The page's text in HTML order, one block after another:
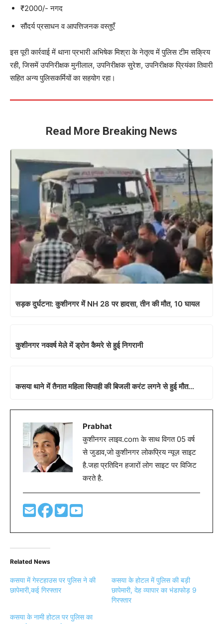
₹2000/- नगद
सौंदर्य प्रसाधन व आपत्तिजनक वस्तुएँ
इस पूरी कार्रवाई में थाना प्रभारी अभिषेक मिश्रा के नेतृत्व में पुलिस टीम सक्रिय
रही, जिसमें उपनिरीक्षक मुनीलाल, उपनिरीक्षक सुरेश, उपनिरीक्षक प्रियंका तिवारी
सहित अन्य पुलिसकर्मियों का सहयोग रहा।
Read More Breaking News
सड़क दुर्घटना: कुशीनगर में NH 28 पर हादसा, तीन की मौत, 10 घायल
कुशीनगर नववर्ष मेले में ड्रोन कैमरे से हुई निगरानी
कसया थाने में तैनात महिला सिपाही की बिजली करंट लगने से हुई मौत…
Prabhat
कुशीनगर लाइव.com के साथ विगत 05 वर्ष
से जुडाव,जो कुशीनगर लोकप्रिय न्यूज़ साइट
है.जहा प्रतिदिन हजारों लोग साइट पर विजिट
करते है.
Related News
कसया में गेस्टहाउस पर पुलिस ने की
छापेमारी,कई गिरफ्तार
कसया के होटल में पुलिस की बड़ी
छापेमारी, देह व्यापार का भंडाफोड़ 9
गिरफ्तार
कसया के नामी होटल पर पुलिस का